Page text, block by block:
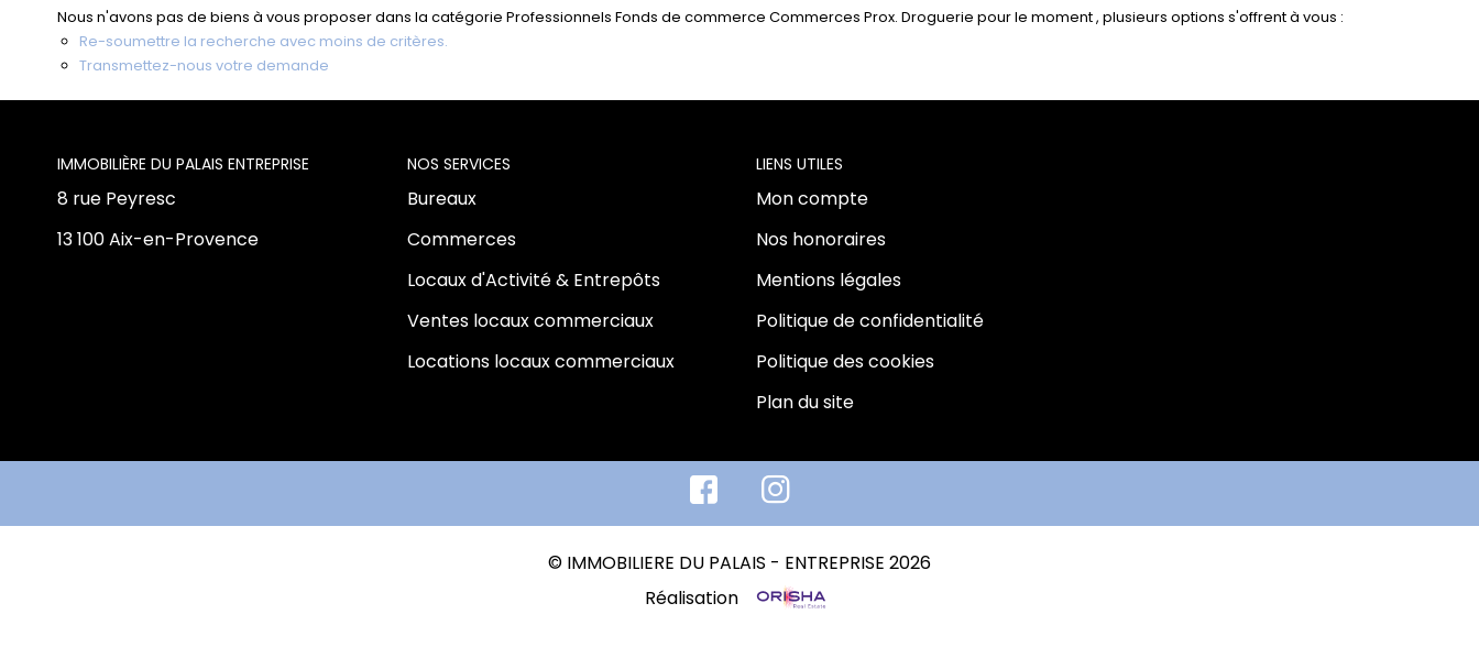
Nous n'avons pas de biens à vous proposer dans la catégorie Professionnels Fonds de commerce Commerces Prox. Droguerie pour le moment , plusieurs options s'offrent à vous :
Re-soumettre la recherche avec moins de critères.
Transmettez-nous votre demande
L'AGENCE
8 rue Peyresc
13 100 Aix-en-Provence
NOS SERVICES
Bureaux
Commerces
Locaux d'Activité & Entrepôts
Ventes locaux commerciaux
Locations locaux commerciaux
LIENS UTILES
Mon compte
Nos honoraires
Mentions légales
Politique de confidentialité
Politique des cookies
Plan du site
© IMMOBILIERE DU PALAIS - ENTREPRISE 2026
Réalisation